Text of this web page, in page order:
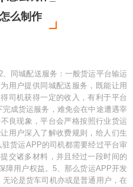
么制作
同城配送服务：一般货运平台输运
用户提供同城配送服务，既能让用
司机获得一定的收入，有利于平台
成货运服务，难免会在中途遭遇宰
良现象，平台会严格按照行业货运
用户深入了解收费规则，给人们生
货运APP的司机都需要经过平台审
交诸多材料，并且经过一段时间的
障用户权益。5、那么货运APP开发
论是货车司机亦或是普通用户，在